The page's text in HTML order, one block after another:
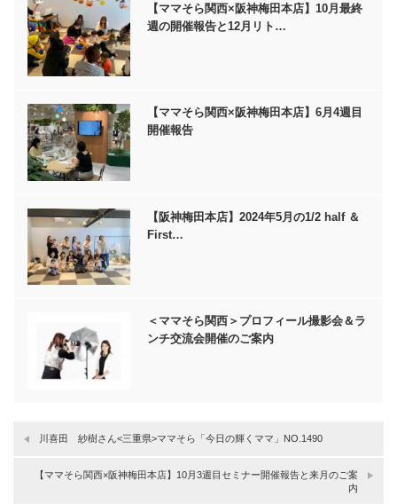
【ママそら関西×阪神梅田本店】10月最終
週の開催報告と12月リト…
【ママそら関西×阪神梅田本店】6月4週目
開催報告
【阪神梅田本店】2024年5月の1/2 half ＆
First…
＜ママそら関西＞プロフィール撮影会＆ラ
ンチ交流会開催のご案内
川喜田 紗樹さん<三重県>ママそら「今日の輝くママ」NO.1490
【ママそら関西×阪神梅田本店】10月3週目セミナー開催報告と来月のご案
内